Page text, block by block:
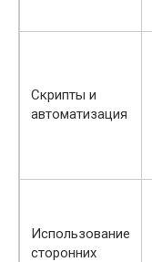
Скрипты и
автоматизация
Использование
сторонних